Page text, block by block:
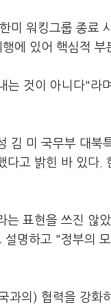
미 워킹그룹 종료
에 있어 핵심적 부
것이 아니다"라
김 미 국무부 대북
고 밝힌 바 있다.
표현을 쓰진 않
명하고 "정부의
의) 협력을 강화